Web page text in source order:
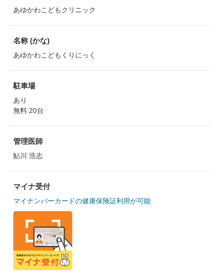
あゆかわこどもクリニック
名称 (かな)
あゆかわこどもくりにっく
駐車場
あり
無料:20台
管理医師
鮎川 浩志
マイナ受付
マイナンバーカードの健康保険証利用が可能